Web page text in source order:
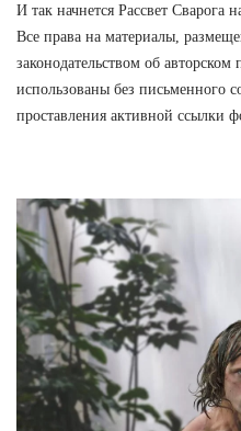
И так начнется Рассвет Сварога
Все права на материалы,
законодательством об
использованы без письменного
проставления активной ссылки